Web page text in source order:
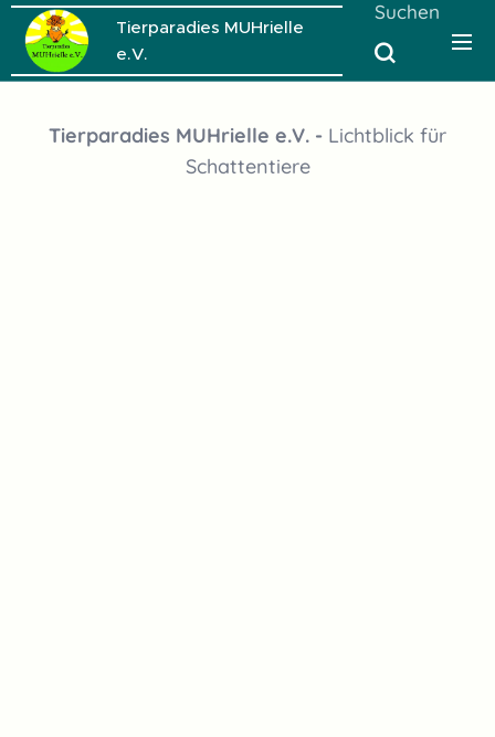
Tierparadies MUHrielle
e.V.
Suchen
Tierparadies MUHrielle e.V. - Lichtblick für
Schattentiere